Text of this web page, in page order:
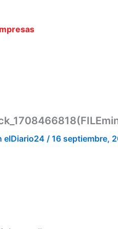
elDiario24 / 16 septiembre,